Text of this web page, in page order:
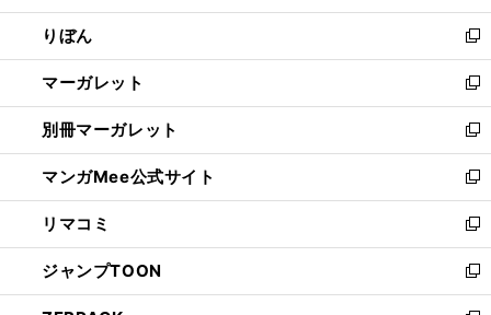
開
く
ウ
で
開
く
ン
ド
ウ
で
開
く
ウ
ィ
ン
ド
ウ
で
開
く
りぼん
新
し
い
ウ
ィ
ン
ド
ウ
で
開
く
マーガレット
新
し
い
ウ
ィ
ン
ド
ウ
で
開
別冊マーガレット
新
し
い
ウ
ィ
ン
ド
ウ
マンガMee公式サイト
新
し
い
ウ
ィ
ン
リマコミ
新
し
い
ウ
ジャンプTOON
新
し